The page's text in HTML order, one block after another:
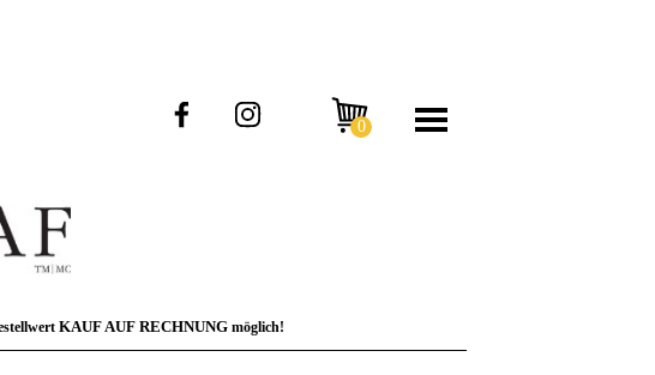
KAUF AUF RECHNUNG möglich!